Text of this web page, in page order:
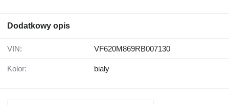
Dodatkowy opis
VIN: VF620M869RB007130
Kolor: biały